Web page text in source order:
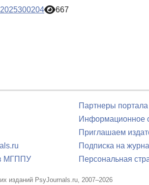
667
МГППУ
Партнеры портала
Информационное
Приглашаем
Подписка на
Персональная
изданий PsyJournals.ru, 2007–2026